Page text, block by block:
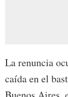
La renuncia
caída en el